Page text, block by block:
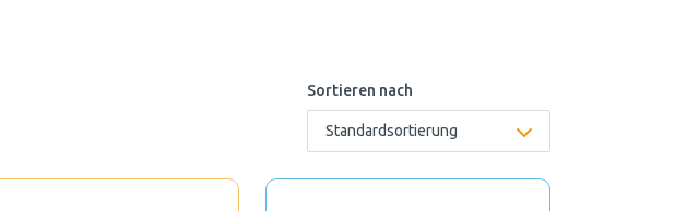
Sortieren nach